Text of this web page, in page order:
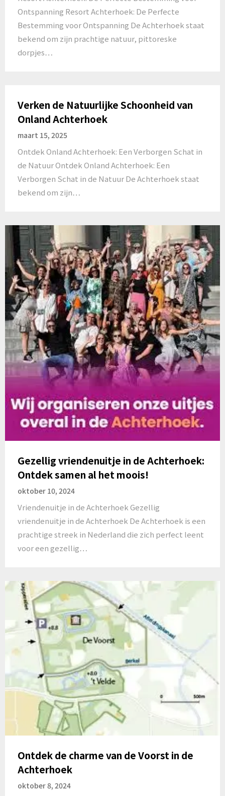
Ontspanning Resort Achterhoek: De Perfecte
Bestemming voor Ontspanning De Achterhoek staat
bekend om zijn prachtige natuur, pittoreske
dorpjes…
Verken de Natuurlijke Schoonheid van
Onland Achterhoek
maart 15, 2025
Ontdek Onland Achterhoek: Een Verborgen Schat in
de Natuur Ontdek Onland Achterhoek: Een
Verborgen Schat in de Natuur De Achterhoek staat
bekend om zijn…
Gezellig vriendenuitje in de Achterhoek:
Ontdek samen al het moois!
oktober 10, 2024
Vriendenuitje in de Achterhoek Gezellig
vriendenuitje in de Achterhoek De Achterhoek is een
prachtige streek in Nederland die zich perfect leent
voor een gezellig…
Ontdek de charme van de Voorst in de
Achterhoek
oktober 8, 2024